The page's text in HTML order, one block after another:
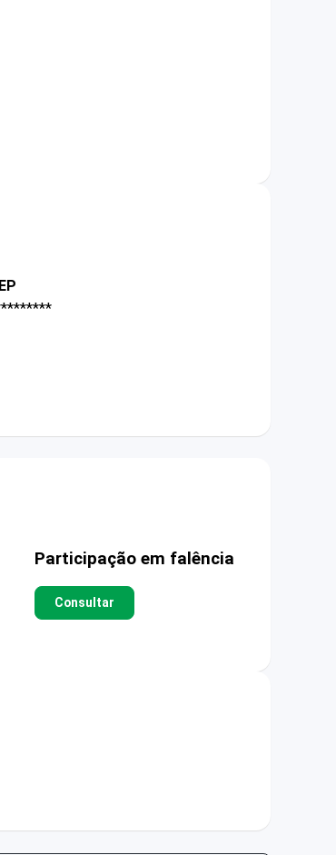
Participação em falência
Consultar